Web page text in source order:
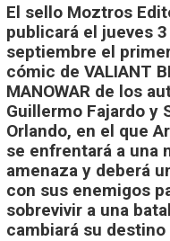
El sello Moztros
publicará el jueves
septiembre el
cómic de VALIANT
MANOWAR de los
Guillermo Fajardo y
Orlando, en el que
se enfrentará a una
amenaza y deberá
con sus enemigos
sobrevivir a una
cambiará su destino